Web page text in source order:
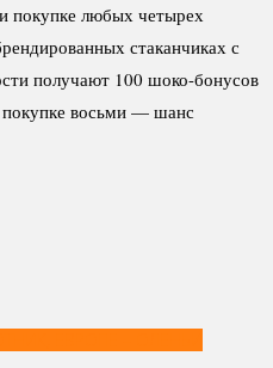
покупке любых четырех
стаканчиках с
получают 100 шоко-бонусов
восьми — шанс